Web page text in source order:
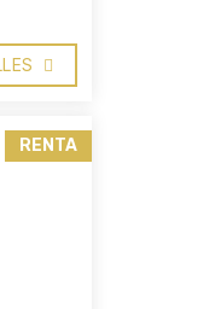
RENTA